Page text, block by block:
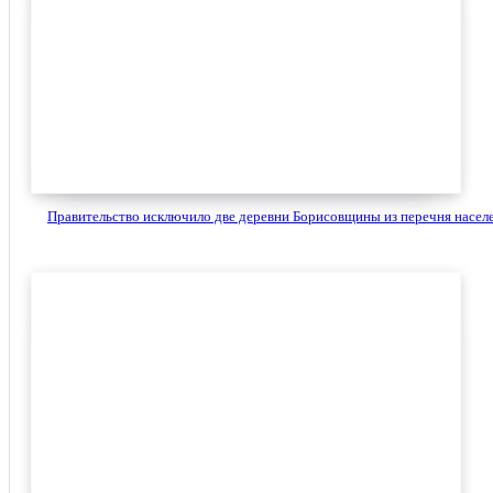
Правительство исключило две деревни Борисовщины из перечня